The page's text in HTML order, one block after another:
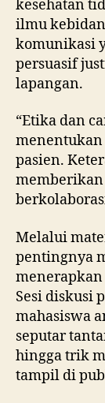
kesehatan
ilmu
komunikasi
persuasif
lapangan.
“Etika dan
menentukan
pasien.
memberikan
Melalui
pentingnya
menerapkan
Sesi diskusi
mahasiswa
seputar
hingga trik
tampil di